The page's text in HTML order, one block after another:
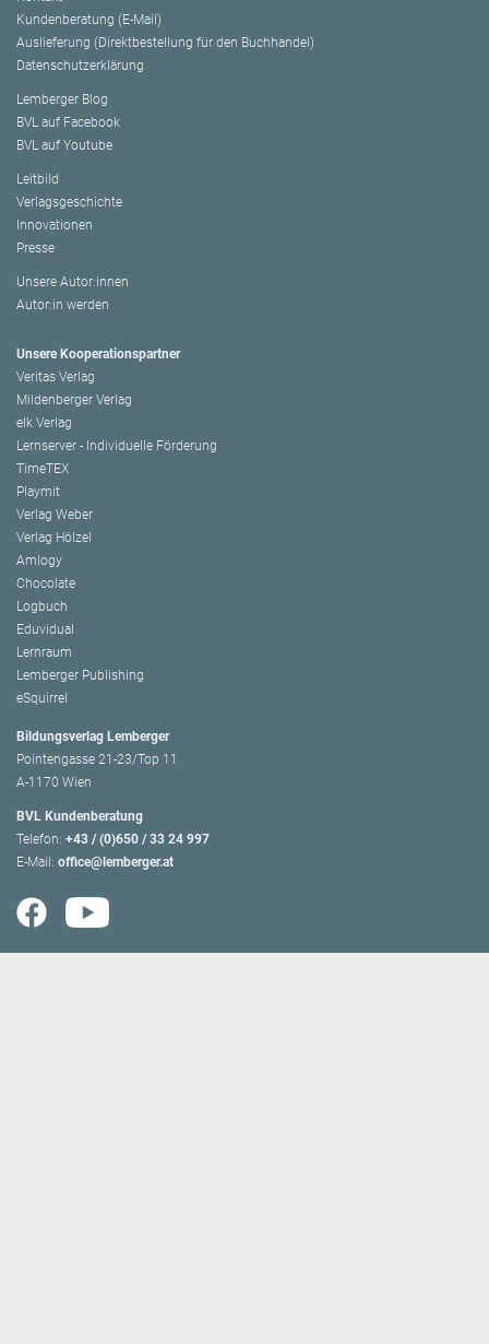
Kundenberatung (E-Mail)
Auslieferung (Direktbestellung für den Buchhandel)
Datenschutzerklärung
Lemberger Blog
BVL auf Facebook
BVL auf Youtube
Leitbild
Verlagsgeschichte
Innovationen
Presse
Unsere Autor:innen
Autor:in werden
Unsere Kooperationspartner
Veritas Verlag
Mildenberger Verlag
elk Verlag
Lernserver - Individuelle Förderung
TimeTEX
Playmit
Verlag Weber
Verlag Hölzel
Amlogy
Chocolate
Logbuch
Eduvidual
Lernraum
Lemberger Publishing
eSquirrel
Bildungsverlag Lemberger
Pointengasse 21-23/Top 11
A-1170 Wien
BVL Kundenberatung
Telefon: +43 / (0)650 / 33 24 997
E-Mail: office@lemberger.at